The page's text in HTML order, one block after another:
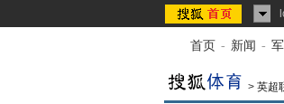
首页 - 新闻 -
> 英超